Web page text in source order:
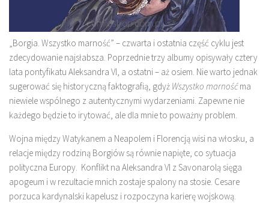
„Borgia. Wszystko marność” – czwarta i ostatnia część cyklu jest
zdecydowanie najsłabsza. Poprzednie trzy albumy opisywały cztery
lata pontyfikatu Aleksandra VI, a ostatni – aż osiem. Nie warto jednak
sugerować się historyczną faktografią, gdyż Wszystko marnośćma
niewiele wspólnego z autentycznymi wydarzeniami. Zapewne nie
każdego będzie to irytować, ale dla mnie to poważny problem.
Wojna między Watykanem a Neapolem i Florencją wisi na włosku, a
relacje między rodziną Borgiów są równie napięte, co sytuacja
polityczna Europy. Konflikt na Aleksandra VI z Savonarolą sięga
apogeum i w rezultacie mnich zostaje spalony na stosie. Cesare
porzuca kardynalski kapelusz i rozpoczyna karierę wojskową.